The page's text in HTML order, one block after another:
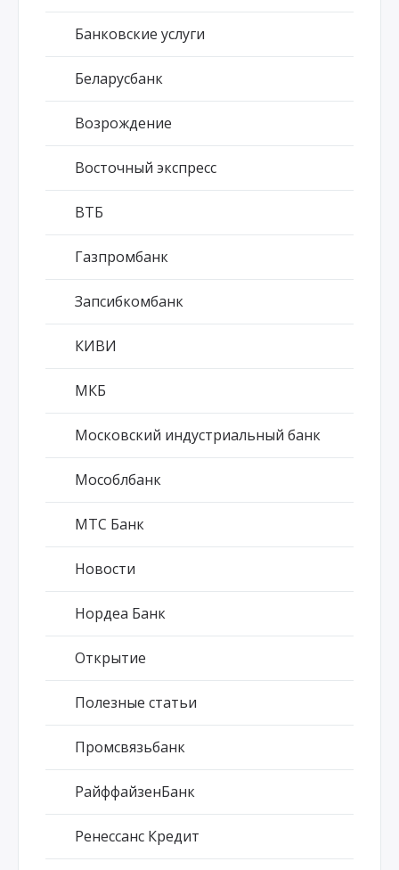
Банковские услуги
Беларусбанк
Возрождение
Восточный экспресс
ВТБ
Газпромбанк
Запсибкомбанк
КИВИ
МКБ
Московский индустриальный банк
Мособлбанк
МТС Банк
Новости
Нордеа Банк
Открытие
Полезные статьи
Промсвязьбанк
РайффайзенБанк
Ренессанс Кредит